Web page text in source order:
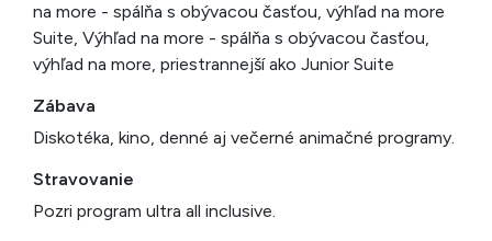
na more - spálňa s obývacou časťou, výhľad na more
Suite, Výhľad na more - spálňa s obývacou časťou,
výhľad na more, priestrannejší ako Junior Suite
Zábava
Diskotéka, kino, denné aj večerné animačné programy.
Stravovanie
Pozri program ultra all inclusive.